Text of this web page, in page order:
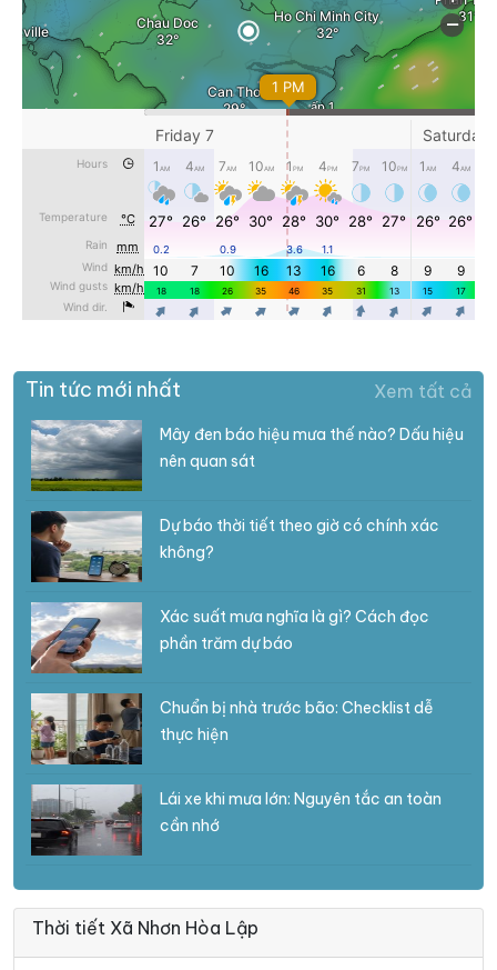
Tin tức mới nhất Xem tất cả
Mây đen báo hiệu mưa thế nào? Dấu hiệu
nên quan sát
Dự báo thời tiết theo giờ có chính xác
không?
Xác suất mưa nghĩa là gì? Cách đọc
phần trăm dự báo
Chuẩn bị nhà trước bão: Checklist dễ
thực hiện
Lái xe khi mưa lớn: Nguyên tắc an toàn
cần nhớ
Thời tiết Xã Nhơn Hòa Lập